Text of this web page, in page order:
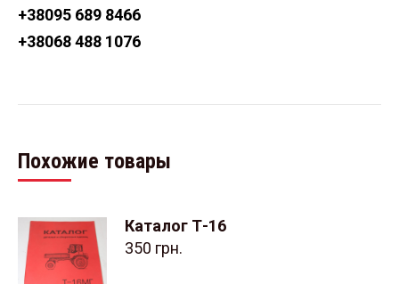
+38095 689 8466
+38068 488 1076
Похожие товары
Каталог Т-16
350 грн.